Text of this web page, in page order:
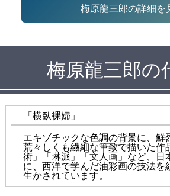
梅原龍三郎の詳細を
梅原龍三郎の
「横臥裸婦」
エキゾチックな色調の背景に、鮮
荒々しくも繊細な筆致で描いた作
術」「琳派」「文人画」など、日
に、西洋で学んだ油彩画の技法を
生かされています。